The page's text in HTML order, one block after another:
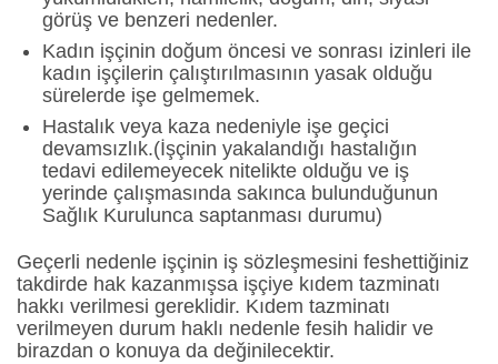
görüş ve benzeri nedenler.
Kadın işçinin doğum öncesi ve sonrası izinleri ile
kadın işçilerin çalıştırılmasının yasak olduğu
sürelerde işe gelmemek.
Hastalık veya kaza nedeniyle işe geçici
devamsızlık.(İşçinin yakalandığı hastalığın
tedavi edilemeyecek nitelikte olduğu ve iş
yerinde çalışmasında sakınca bulunduğunun
Sağlık Kurulunca saptanması durumu)
Geçerli nedenle işçinin iş sözleşmesini feshettiğiniz
takdirde hak kazanmışsa işçiye kıdem tazminatı
hakkı verilmesi gereklidir. Kıdem tazminatı
verilmeyen durum haklı nedenle fesih halidir ve
birazdan o konuya da değinilecektir.